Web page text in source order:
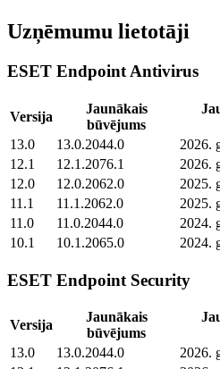
Uzņēmumu lietotāji
ESET Endpoint Antivirus
Versija
Jaunākais
būvējums
13.0
13.0.2044.0
2026.
12.1
12.1.2076.1
2026.
12.0
12.0.2062.0
2025.
11.1
11.1.2062.0
2025.
11.0
11.0.2044.0
2024.
10.1
10.1.2065.0 2024.
ESET Endpoint Security
Versija
Jaunākais
būvējums
13.0
13.0.2044.0
2026.